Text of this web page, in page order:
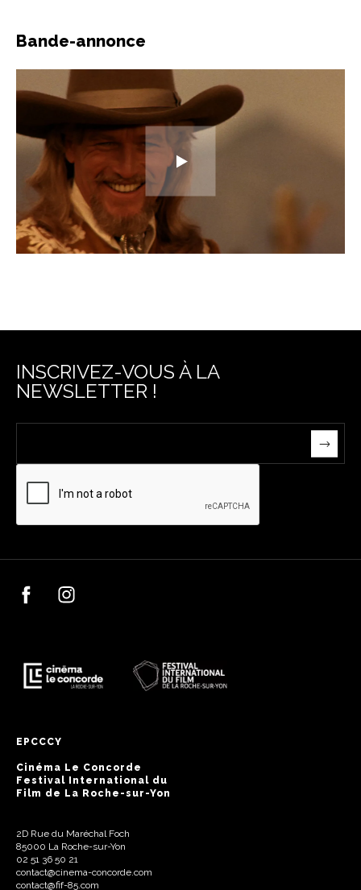
Bande-annonce
INSCRIVEZ-VOUS À LA
NEWSLETTER !
EPCCCY
Cinéma Le Concorde
Festival International du
Film de La Roche-sur-Yon
2D Rue du Maréchal Foch
85000 La Roche-sur-Yon
02 51 36 50 21
contact@cinema-concorde.com
contact@fif-85.com